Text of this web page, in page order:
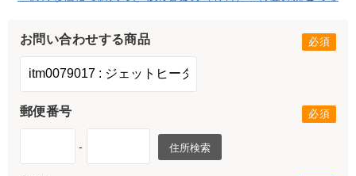
お問い合わせする商品
郵便番号
- 住所検索